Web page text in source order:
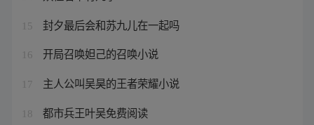
15 封夕最后会和苏九儿在一起吗
16 开局召唤妲己的召唤小说
17 主人公叫吴昊的王者荣耀小说
18 都市兵王叶吴免费阅读